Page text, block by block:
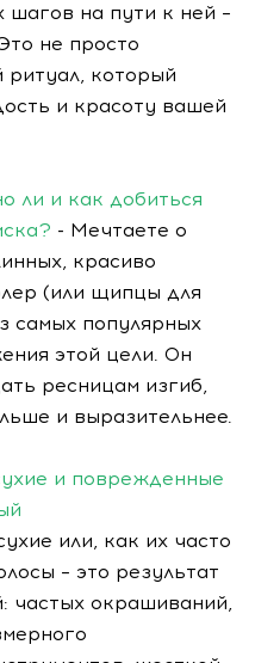
шагов на пути к ней –
не просто
ритуал, который
и красоту вашей
ли и как добиться
- Мечтаете о
красиво
(или щипцы для
самых популярных
этой цели. Он
ресницам изгиб,
и выразительнее.
и поврежденные
или, как их часто
– это результат
частых окрашиваний,